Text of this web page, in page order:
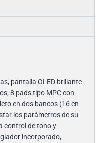
pantalla OLED brillante
8 pads tipo MPC con
en dos bancos (16 en
los parámetros de su
control de tono y
incorporado,